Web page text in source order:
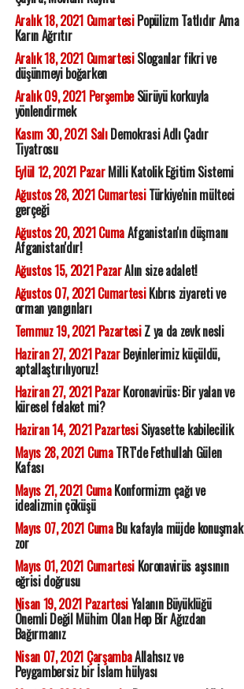
Aralık 18, 2021 CumartesiPopülizm Tatlıdır Ama
Karın Ağrıtır
Aralık 18, 2021 CumartesiSloganlar fikri ve
düşünmeyi boğarken
Aralık 09, 2021 PerşembeSürüyü korkuyla
yönlendirmek
Kasım 30, 2021 SalıDemokrasi Adlı Çadır
Tiyatrosu
Eylül 12, 2021 PazarMilli Katolik Eğitim Sistemi
Ağustos 28, 2021 CumartesiTürkiye'nin mülteci
gerçeği
Ağustos 20, 2021 CumaAfganistan'ın düşmanı
Afganistan'dır!
Ağustos 15, 2021 PazarAlın size adalet!
Ağustos 07, 2021 CumartesiKıbrıs ziyareti ve
orman yangınları
Temmuz 19, 2021 PazartesiZ ya da zevk nesli
Haziran 27, 2021 PazarBeyinlerimiz küçüldü,
aptallaştırılıyoruz!
Haziran 27, 2021 PazarKoronavirüs: Bir yalan ve
küresel felaket mi?
Haziran 14, 2021 PazartesiSiyasette kabilecilik
Mayıs 28, 2021 CumaTRT'de Fethullah Gülen
Kafası
Mayıs 21, 2021 CumaKonformizm çağı ve
idealizmin çöküşü
Mayıs 07, 2021 CumaBu kafayla müjde konuşmak
zor
Mayıs 01, 2021 CumartesiKoronavirüs aşısının
eğrisi doğrusu
Nisan 19, 2021 PazartesiYalanın Büyüklüğü
Önemli Değil Mühim Olan Hep Bir Ağızdan
Bağırmanız
Nisan 07, 2021 ÇarşambaAllahsız ve
Peygambersiz bir İslam hülyası